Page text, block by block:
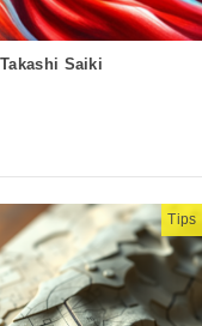
Tips